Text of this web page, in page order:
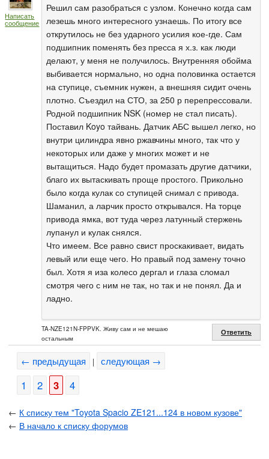
Написать
сообщение
Решил сам разобраться с узлом. Конечно когда сам
лезешь много интересного узнаешь. По итогу все
открутилось не без ударного усилия кое-где. Сам
подшипник поменять без пресса я х.з. как люди
делают, у меня не получилось. Внутренняя обойма
выбивается нормально, но одна половинка остается
на ступице, съемник нужен, а внешняя сидит очень
плотно. Съездил на СТО, за 250 р перепрессовали.
Родной подшипник NSK (номер не стал писать).
Поставил Koyo тайвань. Датчик АБС вышел легко, но
внутри цилиндра явно ржавчины много, так что у
некоторых или даже у многих может и не
вытащиться. Надо будет промазать другие датчики,
благо их вытаскивать проще простого. Прикольно
было когда кулак со ступицей снимал с привода.
Шаманил, а ларчик просто открывался. На торце
привода ямка, вот туда через латунный стержень
лупанул и кулак снялся.
Что имеем. Все равно свист проскакивает, видать
левый или еще чего. Но правый под замену точно
был. Хотя я иза колесо дергал и глаза сломал
смотря чего с ним не так, но так и не понял. Да и
ладно.
TA-NZE121N-FPPVK. Живу сам и не мешаю
остальным
Ответить
← предыдущая | следующая →
1 2 3 4
← К списку тем "Toyota Spacio ZE121...124 в новом кузове"
← В начало к списку форумов